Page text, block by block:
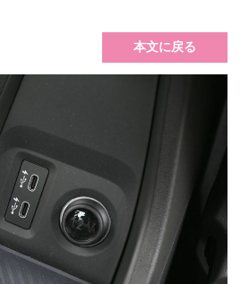
本文に戻る